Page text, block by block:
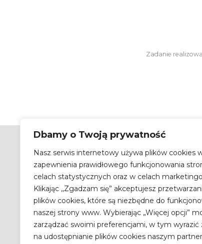
Dbamy o Twoją prywatność
Nasz serwis internetowy używa plików cookies
zapewnienia prawidłowego funkcjonowania
celach statystycznych oraz w celach
Klikając ,,Zgadzam się” akceptujesz
plików cookies, które są niezbędne do
naszej strony www. Wybierając „Więcej opcji”
zarządzać swoimi preferencjami, w tym wyrazić
na udostępnianie plików cookies naszym
Zadanie